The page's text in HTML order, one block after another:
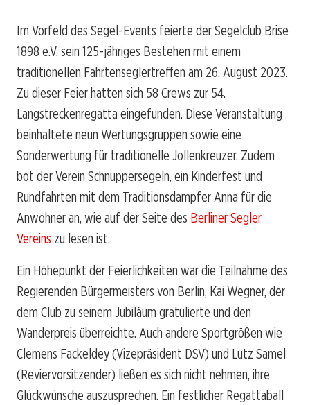
Im Vorfeld des Segel-Events feierte der Segelclub Brise
1898 e.V. sein 125-jähriges Bestehen mit einem
traditionellen Fahrtenseglertreffen am 26. August 2023.
Zu dieser Feier hatten sich 58 Crews zur 54.
Langstreckenregatta eingefunden. Diese Veranstaltung
beinhaltete neun Wertungsgruppen sowie eine
Sonderwertung für traditionelle Jollenkreuzer. Zudem
bot der Verein Schnuppersegeln, ein Kinderfest und
Rundfahrten mit dem Traditionsdampfer Anna für die
Anwohner an, wie auf der Seite des Berliner Segler
Vereins zu lesen ist.
Ein Höhepunkt der Feierlichkeiten war die Teilnahme des
Regierenden Bürgermeisters von Berlin, Kai Wegner, der
dem Club zu seinem Jubiläum gratulierte und den
Wanderpreis überreichte. Auch andere Sportgrößen wie
Clemens Fackeldey (Vizepräsident DSV) und Lutz Samel
(Reviervorsitzender) ließen es sich nicht nehmen, ihre
Glückwünsche auszusprechen. Ein festlicher Regattaball